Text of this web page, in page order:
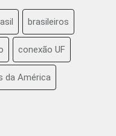
brasileiros
conexão UF
da América